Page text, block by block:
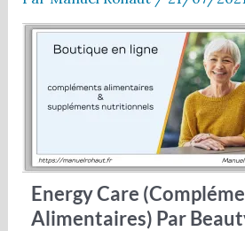
Energy Care
Alimentaires) Par